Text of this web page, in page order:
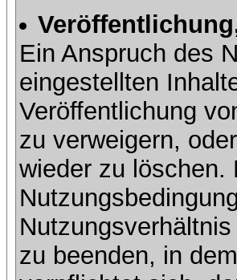
Ein Anspruch des
eingestellten
Veröffentlichung
zu verweigern,
wieder zu löschen.
zu beenden, in